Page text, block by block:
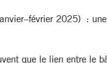
2025) :
que le lien entre le